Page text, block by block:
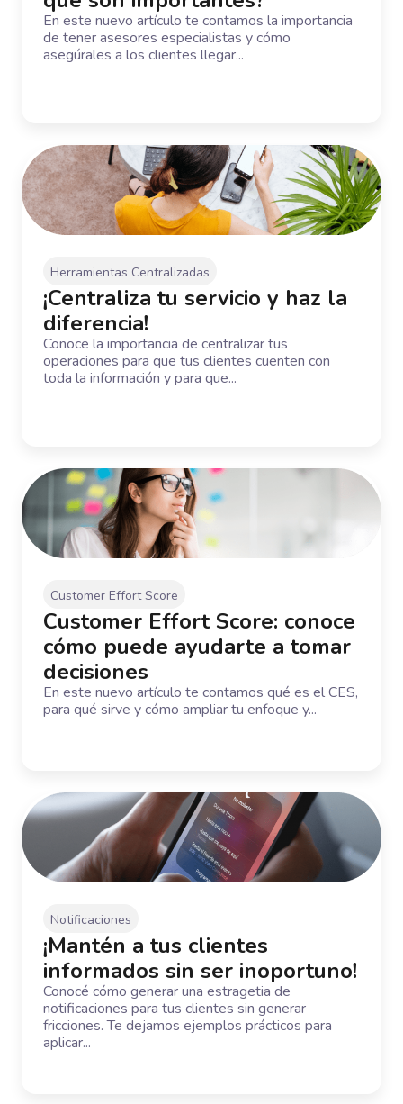
En este nuevo artículo te contamos la importancia
de tener asesores especialistas y cómo
asegúrales a los clientes llegar...
Herramientas Centralizadas
¡Centraliza tu servicio y haz la
diferencia!
Conoce la importancia de centralizar tus
operaciones para que tus clientes cuenten con
toda la información y para que...
Customer Effort Score
Customer Effort Score: conoce
cómo puede ayudarte a tomar
decisiones
En este nuevo artículo te contamos qué es el CES,
para qué sirve y cómo ampliar tu enfoque y...
Notificaciones
¡Mantén a tus clientes
informados sin ser inoportuno!
Conocé cómo generar una estragetia de
notificaciones para tus clientes sin generar
fricciones. Te dejamos ejemplos prácticos para
aplicar...